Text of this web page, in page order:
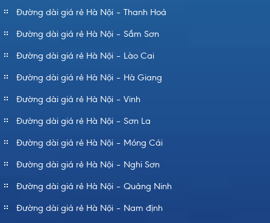
Đường dài giá rẻ Hà Nội – Thanh Hoá
Đường dài giá rẻ Hà Nội – Sầm Sơn
Đường dài giá rẻ Hà Nội – Lào Cai
Đường dài giá rẻ Hà Nội – Hà Giang
Đường dài giá rẻ Hà Nội – Vinh
Đường dài giá rẻ Hà Nội – Sơn La
Đường dài giá rẻ Hà Nội – Móng Cái
Đường dài giá rẻ Hà Nội – Nghi Sơn
Đường dài giá rẻ Hà Nội – Quảng Ninh
Đường dài giá rẻ Hà Nội – Nam định